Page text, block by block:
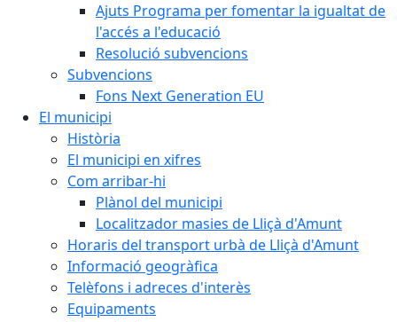
Ajuts Programa per fomentar la igualtat de
l'accés a l'educació
Resolució subvencions
Subvencions
Fons Next Generation EU
El municipi
Història
El municipi en xifres
Com arribar-hi
Plànol del municipi
Localitzador masies de Lliçà d'Amunt
Horaris del transport urbà de Lliçà d'Amunt
Informació geogràfica
Telèfons i adreces d'interès
Equipaments